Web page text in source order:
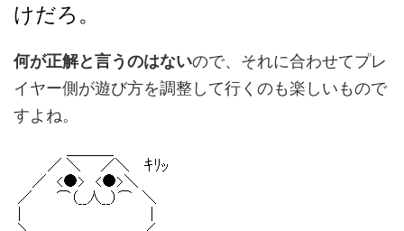
けだろ。
何が正解と言うのはないので、それに合わせてプレ
イヤー側が遊び方を調整して行くのも楽しいもので
すよね。